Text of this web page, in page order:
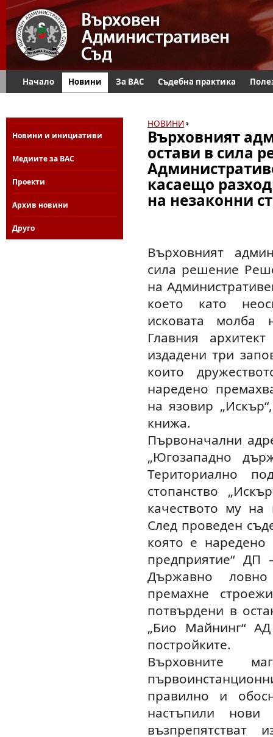
Начало Новини За ВАС Съдебна практика
Новини и инициативи
Медиите за ВАС
Проекти
Архив новини
Друго
НОВИНИ
Върховният
остави в сила
касаещо
на незаконни
Върховният
сила решение
на
което като
исковата молба
Главния
издадени три
които
наредено
на язовир
книжа.
Първоначални
„Югозападно
Териториално
стопанство
качеството му на
След проведен
която е
предприятие“ ДП
Държавно
премахне
потвърдени в
„Био Майнинг“
постройките.
Върховните
правилно и
настъпили нови
възпрепятстват